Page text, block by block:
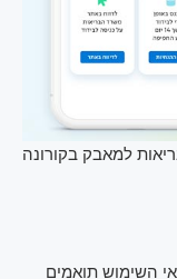
למאבק בקורונה
השימוש תואמים